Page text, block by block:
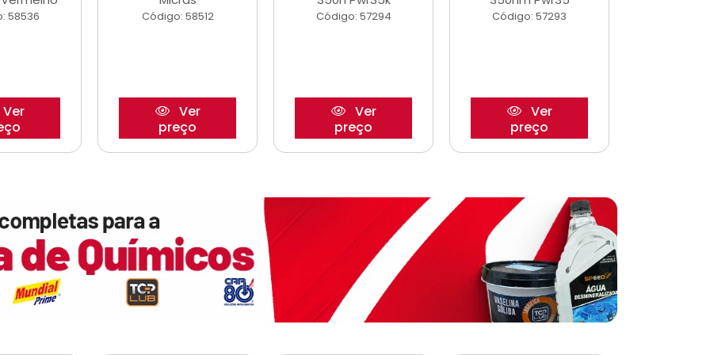
58536
Ver
Código: 58512
Ver
preço
Código: 57294
Ver
preço
Código: 57293
Ver
preço